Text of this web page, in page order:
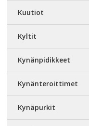
Kuutiot
Kyltit
Kynänpidikkeet
Kynänteroittimet
Kynäpurkit